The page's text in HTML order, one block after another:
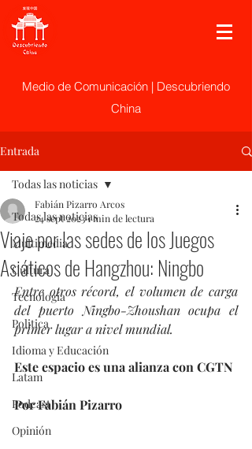
Medio de Comunicación | Descubriendo
China
Entrada
Todas las noticias
Multimedia
Cultura
Tecnología
Politica
Idioma y Educación
Latam
Podcast
Opinión
Todas las noticias
Viaje por las sedes de los Juegos
Asiáticos de Hangzhou: Ningbo
Fabián Pizarro Arcos
24 sept 20231 min de lectura
Entre otros récord, el volumen de carga
del puerto Ningbo-Zhoushan ocupa el
primer lugar a nivel mundial.
Este espacio es una alianza con CGTN
Por Fabián Pizarro